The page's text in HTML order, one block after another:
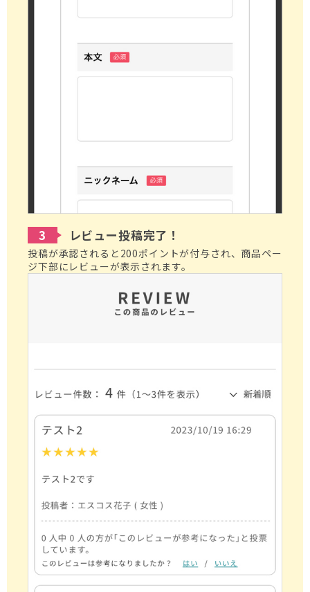
3 レビュー投稿完了！
投稿が承認されると200ポイントが付与され、商品ペー
ジ下部にレビューが表示されます。